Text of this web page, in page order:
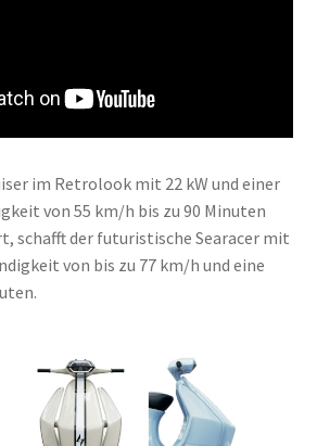
im Retrolook mit 22 kW und einer
von 55 km/h bis zu 90 Minuten
schafft der futuristische Searacer mit
von bis zu 77 km/h und eine